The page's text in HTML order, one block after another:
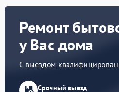
Ремонт
у Вас дома
С выездом
Срочный выезд